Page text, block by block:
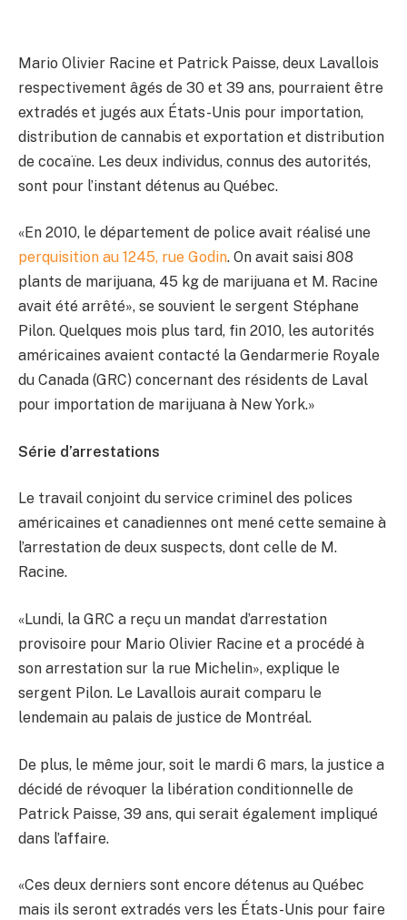
Mario Olivier Racine et Patrick Paisse, deux Lavallois
respectivement âgés de 30 et 39 ans, pourraient être
extradés et jugés aux États-Unis pour importation,
distribution de cannabis et exportation et distribution
de cocaïne. Les deux individus, connus des autorités,
sont pour l’instant détenus au Québec.
«En 2010, le département de police avait réalisé une
perquisition au 1245, rue Godin. On avait saisi 808
plants de marijuana, 45 kg de marijuana et M. Racine
avait été arrêté», se souvient le sergent Stéphane
Pilon. Quelques mois plus tard, fin 2010, les autorités
américaines avaient contacté la Gendarmerie Royale
du Canada (GRC) concernant des résidents de Laval
pour importation de marijuana à New York.»
Série d’arrestations
Le travail conjoint du service criminel des polices
américaines et canadiennes ont mené cette semaine à
l’arrestation de deux suspects, dont celle de M.
Racine.
«Lundi, la GRC a reçu un mandat d’arrestation
provisoire pour Mario Olivier Racine et a procédé à
son arrestation sur la rue Michelin», explique le
sergent Pilon. Le Lavallois aurait comparu le
lendemain au palais de justice de Montréal.
De plus, le même jour, soit le mardi 6 mars, la justice a
décidé de révoquer la libération conditionnelle de
Patrick Paisse, 39 ans, qui serait également impliqué
dans l’affaire.
«Ces deux derniers sont encore détenus au Québec
mais ils seront extradés vers les États-Unis pour faire